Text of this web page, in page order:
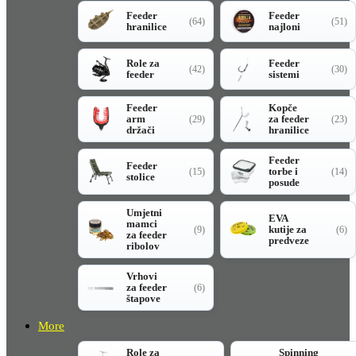
Feeder
hranilice
(64)
Feeder
najloni
(51)
Role za
feeder
(42)
Feeder
sistemi
(30)
Feeder
arm
držači
(29)
Kopče
za feeder
hranilice
(23)
Feeder
stolice
(15)
Feeder
torbe i
posude
(14)
Umjetni
mamci
za feeder
ribolov
(9)
EVA
kutije za
predveze
(6)
Vrhovi
za feeder
štapove
(6)
More
Role za
Spinning